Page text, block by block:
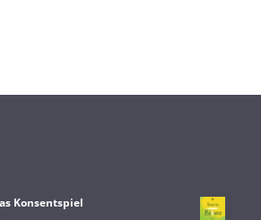
Konsentspiel